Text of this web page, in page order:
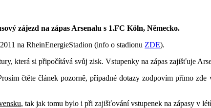
zájezd na zápas Arsenalu s 1.FC Köln, Německo.
na RheinEnergieStadion (info o stadionu ZDE).
která si připočítává svůj zisk. Vstupenky na zápas zajišťuje
čtěte článek pozorně, případné dotazy zodpovím přímo zde
, tak jak tomu bylo i při zajišťování vstupenek na zápasy v